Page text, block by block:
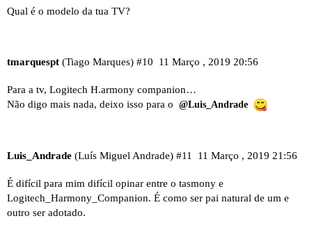
Qual é o modelo da tua TV?
tmarquespt (Tiago Marques) 11 Março , 2019 20:56
#10
Para a tv, Logitech H.armony companion…
Não digo mais nada, deixo isso para o @Luis_Andrade
Luis_Andrade (Luís Miguel Andrade) 11 Março , 2019 21:56
#11
É difícil para mim difícil opinar entre o tasmony e
Logitech_Harmony_Companion. É como ser pai natural de um e
outro ser adotado.